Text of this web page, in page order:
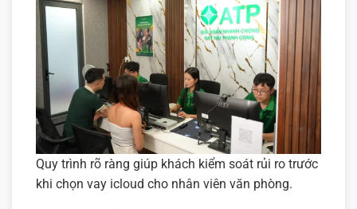
Quy trình rõ ràng giúp khách kiểm soát rủi ro trước
khi chọn vay icloud cho nhân viên văn phòng.